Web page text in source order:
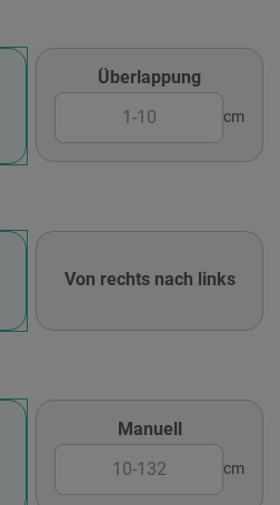
Überlappung
cm
Von rechts nach links
Manuell
cm